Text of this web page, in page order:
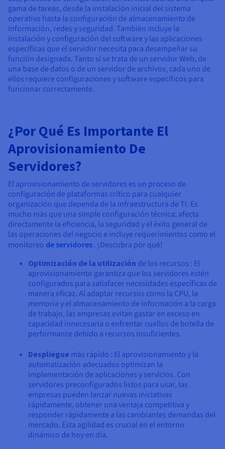
Precios
Disponibilidad por regiones
Documentación
Roadmap & Changelog
Observabilidad
Roadmap y Changelog
Roadmap & Changelog
Roadmap & Changelog
gama de tareas, desde la instalación inicial del sistema
operativo hasta la configuración de almacenamiento de
información, redes y seguridad. También incluye la
instalación y configuración del software y las aplicaciones
específicas que el servidor necesita para desempeñar su
función designada. Tanto si se trata de un servidor Web, de
una base de datos o de un servidor de archivos, cada uno de
ellos requiere configuraciones y software específicos para
funcionar correctamente.
¿Por Qué Es Importante El
Aprovisionamiento De
Servidores?
El aprovisionamiento de servidores es un proceso de
configuración de plataformas crítico para cualquier
organización que dependa de la infraestructura de TI. Es
mucho más que una simple configuración técnica; afecta
directamente la eficiencia, la seguridad y el éxito general de
las operaciones del negocio e incluye requerimientos como el
monitoreo de servidores . ¡Descubra por qué!
Optimización de la utilización de los recursos : El
aprovisionamiento garantiza que los servidores estén
configurados para satisfacer necesidades específicas de
manera eficaz. Al adaptar recursos como la CPU, la
memoria y el almacenamiento de información a la carga
de trabajo, las empresas evitan gastar en exceso en
capacidad innecesaria o enfrentar cuellos de botella de
performance debido a recursos insuficientes.
Despliegue más rápido : El aprovisionamiento y la
automatización adecuados optimizan la
implementación de aplicaciones y servicios. Con
servidores preconfigurados listos para usar, las
empresas pueden lanzar nuevas iniciativas
rápidamente, obtener una ventaja competitiva y
responder rápidamente a las cambiantes demandas del
mercado. Esta agilidad es crucial en el entorno
dinámico de hoy en día.